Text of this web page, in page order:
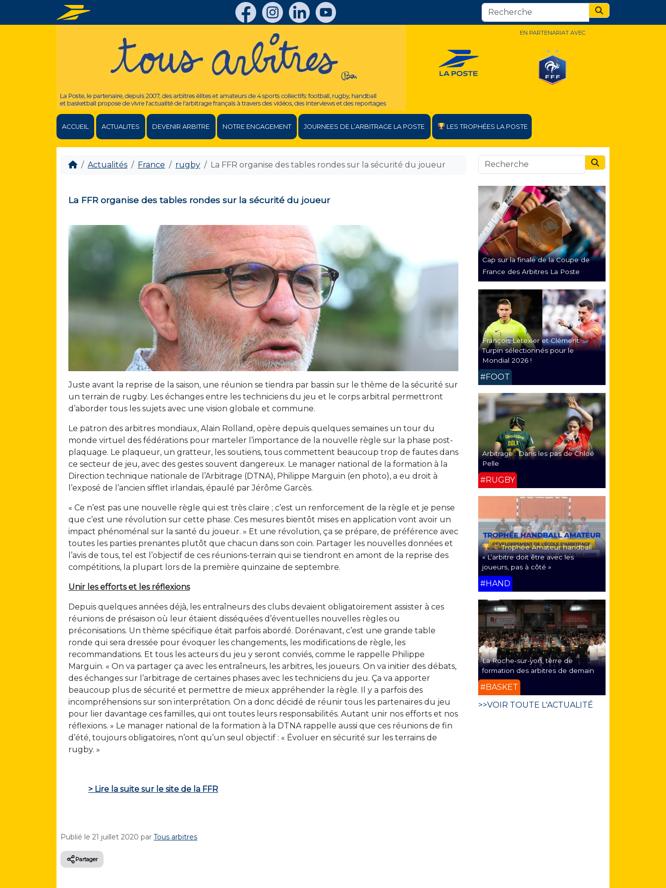
Search
EN PARTENARIAT AVEC
ACCUEIL ACTUALITES DEVENIR ARBITRE NOTRE ENGAGEMENT JOURNEES DE L’ARBITRAGE LA POSTE LES TROPHÉES LA POSTE
Actualités France rugby La FFR organise des tables rondes sur la sécurité du joueur
La FFR organise des tables rondes sur la sécurité du joueur
Juste avant la reprise de la saison, une réunion se tiendra par bassin sur le thème de la sécurité sur
un terrain de rugby. Les échanges entre les techniciens du jeu et le corps arbitral permettront
d’aborder tous les sujets avec une vision globale et commune.
Le patron des arbitres mondiaux, Alain Rolland, opère depuis quelques semaines un tour du
monde virtuel des fédérations pour marteler l’importance de la nouvelle règle sur la phase post-
plaquage. Le plaqueur, un gratteur, les soutiens, tous commettent beaucoup trop de fautes dans
ce secteur de jeu, avec des gestes souvent dangereux. Le manager national de la formation à la
Direction technique nationale de l’Arbitrage (DTNA), Philippe Marguin (en photo), a eu droit à
l’exposé de l’ancien sifflet irlandais, épaulé par Jérôme Garcès.
« Ce n’est pas une nouvelle règle qui est très claire ; c’est un renforcement de la règle et je pense
que c’est une révolution sur cette phase. Ces mesures bientôt mises en application vont avoir un
impact phénoménal sur la santé du joueur. » Et une révolution, ça se prépare, de préférence avec
toutes les parties prenantes plutôt que chacun dans son coin. Partager les nouvelles données et
l’avis de tous, tel est l’objectif de ces réunions-terrain qui se tiendront en amont de la reprise des
compétitions, la plupart lors de la première quinzaine de septembre.
Unir les efforts et les réflexions
Depuis quelques années déjà, les entraîneurs des clubs devaient obligatoirement assister à ces
réunions de présaison où leur étaient disséquées d’éventuelles nouvelles règles ou
préconisations. Un thème spécifique était parfois abordé. Dorénavant, c’est une grande table
ronde qui sera dressée pour évoquer les changements, les modifications de règle, les
recommandations. Et tous les acteurs du jeu y seront conviés, comme le rappelle Philippe
Marguin. « On va partager ça avec les entraîneurs, les arbitres, les joueurs. On va initier des débats,
des échanges sur l’arbitrage de certaines phases avec les techniciens du jeu. Ça va apporter
beaucoup plus de sécurité et permettre de mieux appréhender la règle. Il y a parfois des
incompréhensions sur son interprétation. On a donc décidé de réunir tous les partenaires du jeu
pour lier davantage ces familles, qui ont toutes leurs responsabilités. Autant unir nos efforts et nos
réflexions. » Le manager national de la formation à la DTNA rappelle aussi que ces réunions de fin
d’été, toujours obligatoires, n’ont qu’un seul objectif : « Évoluer en sécurité sur les terrains de
rugby. »
> Lire la suite sur le site de la FFR
Publié le 21 juillet 2020 par Tous arbitres
Partager
Search
Cap sur la finale de la Coupe de
France des Arbitres La Poste
François Letexier et Clément
Turpin sélectionnés pour le
Mondial 2026 !
#FOOT
Arbitrage : Dans les pas de Chloé
Pelle
#RUGBY
Trophée Amateur handball
« L’arbitre doit être avec les
joueurs, pas à côté »
#HAND
La Roche-sur-yon, terre de
formation des arbitres de demain
#BASKET
>>VOIR TOUTE L'ACTUALITÉ